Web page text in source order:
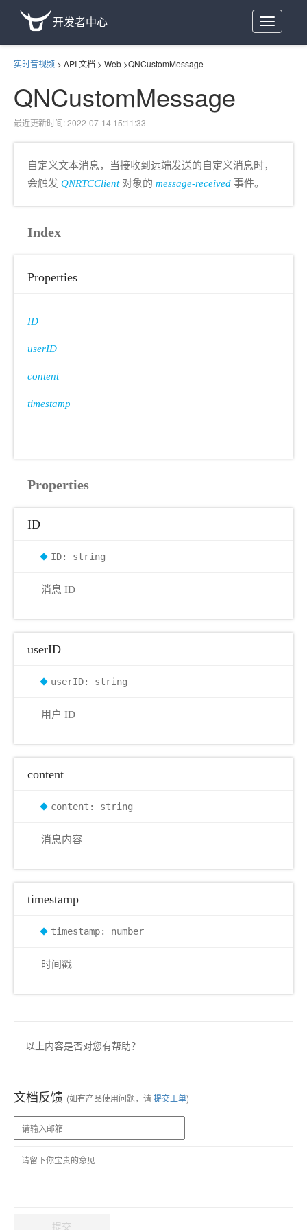
Toggle
navigation
开发者中心
实时音视频 > API 文档 > Web >QNCustomMessage
QNCustomMessage
最近更新时间: 2022-07-14 15:11:33
自定义文本消息，当接收到远端发送的自定义消息时，
会触发 QNRTCClient对象的 message-received 事件。
Index
Properties
ID
userID
content
timestamp
Properties
ID
ID: string
消息 ID
userID
userID: string
用户 ID
content
content: string
消息内容
timestamp
timestamp: number
时间戳
以上内容是否对您有帮助？
文档反馈 (如有产品使用问题，请提交工单)
提交